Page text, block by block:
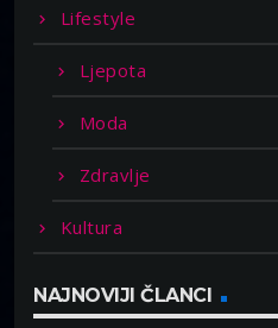
Lifestyle
Ljepota
Moda
Zdravlje
Kultura
NAJNOVIJI ČLANCI